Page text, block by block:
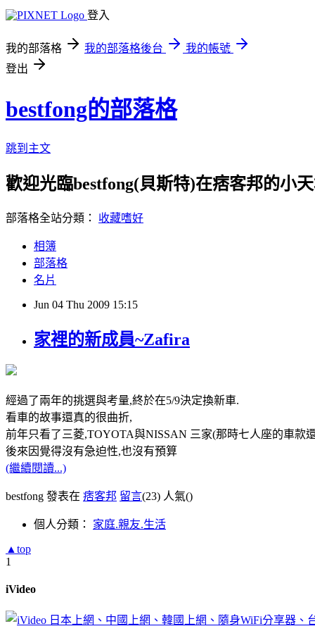
登入
我的部落格 我的部落格後台
我的帳號
登出
bestfong的部落格
跳到主文
歡迎光臨bestfong(貝斯特)在痞客邦的小
部落格全站分類： 收藏嗜好
相簿
部落格
名片
Jun 04 Thu 2009 15:15
家裡的新成員~Zafira
經過了兩年的挑選與考量,終於在5/9決定換新車.
看車的故事還真的很曲折,
前年只看了三菱,TOYOTA與NISSAN 三家(那時七人座的車款
後來因覺得沒有急迫性,也沒有預算
(繼續閱讀...)
bestfong 發表在 痞客邦 留言(23) 人氣()
個人分類： 家庭.親友.生活
▲top
1
iVideo